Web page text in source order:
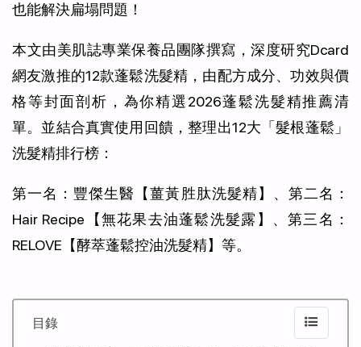
也能解決扁塌問題！
本文由美肌誌專業保養品團隊撰寫，深度研究Dcard
網友激推的12款蓬鬆洗髮精，由配方成分、功效與價
格等封面剖析，為你精選2026蓬鬆洗髮精推薦清
單。並結合真實使用回饋，整理出12大「髮根蓬鬆」
洗髮精排行榜：
第一名：豐傑生醫【薑黃胜肽洗髮精】、第二名：
Hair Recipe【無花果去油蓬鬆洗髮露】、第三名：
RELOVE【酵萃蓬鬆控油洗髮精】等。
目錄